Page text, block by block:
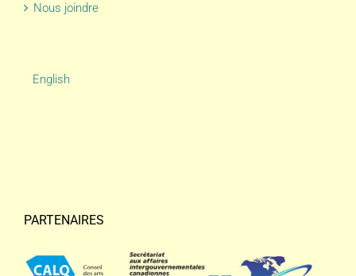
Nous joindre
English
PARTENAIRES